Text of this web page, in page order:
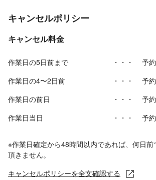
キャンセルポリシー
キャンセル料金
作業日の5日前まで ・・・
予
作業日の4〜2日前
・・・
予
作業日の前日
・・・
予
作業日当日
・・・ 予
※作業日確定から48時間以内であれば、何日
頂きません。
キャンセルポリシーを全文確認する